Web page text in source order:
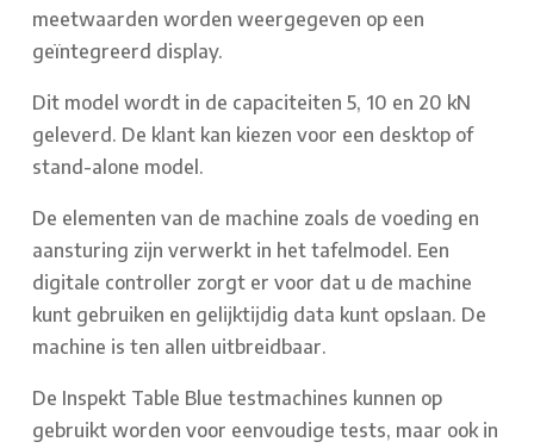
meetwaarden worden weergegeven op een
geïntegreerd display.
Dit model wordt in de capaciteiten 5, 10 en 20 kN
geleverd. De klant kan kiezen voor een desktop of
stand-alone model.
De elementen van de machine zoals de voeding en
aansturing zijn verwerkt in het tafelmodel. Een
digitale controller zorgt er voor dat u de machine
kunt gebruiken en gelijktijdig data kunt opslaan. De
machine is ten allen uitbreidbaar.
De Inspekt Table Blue testmachines kunnen op
gebruikt worden voor eenvoudige tests, maar ook in